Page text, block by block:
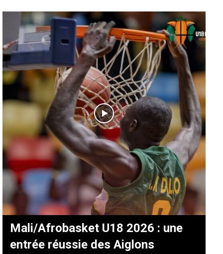
Mali/Afrobasket U18 2026 : une
entrée réussie des Aiglons